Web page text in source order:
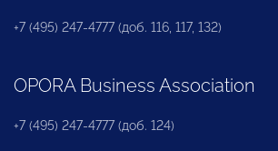
+7 (495) 247-4777 (доб. 116, 117, 132)
OPORA Business Association
+7 (495) 247-4777 (доб. 124)